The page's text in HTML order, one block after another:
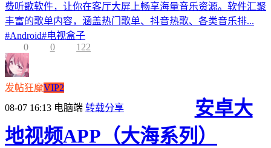
费听歌软件，让你在客厅大屏上畅享海量音乐资源。软件汇聚
丰富的歌单内容，涵盖热门歌单、抖音热歌、各类音乐排...
#Android#电视盒子
0
0 122
发帖狂魔VIP2
08-07 16:13 电脑端 转载分享
安卓大
地视频APP（大海系列）